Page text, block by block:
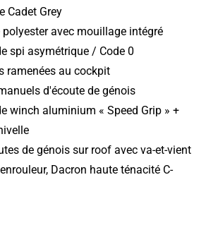
Cadet Grey
polyester avec mouillage intégré
spi asymétrique / Code 0
ramenées au cockpit
d'écoute de génois
winch aluminium « Speed Grip » +
de génois sur roof avec va-et-vient
Dacron haute ténacité C-